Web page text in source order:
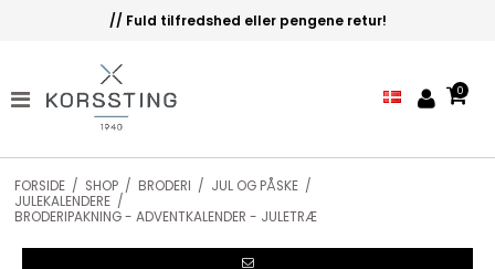
// Fuld tilfredshed eller pengene retur!
0
FORSIDE / SHOP / BRODERI / JUL OG PÅSKE /
JULEKALENDERE /
BRODERIPAKNING - ADVENTKALENDER - JULETRÆ